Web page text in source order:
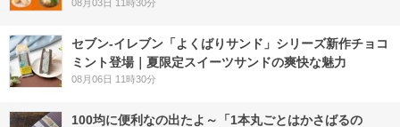
08月03日 11時30分
セブン‐イレブン「よくばりサンド」シリーズ新作チョコ
ミント登場｜夏限定スイーツサンドの爽快な魅力
08月06日 11時30分
100均に便利なの出たよ～「1本丸ごとはかさばるの